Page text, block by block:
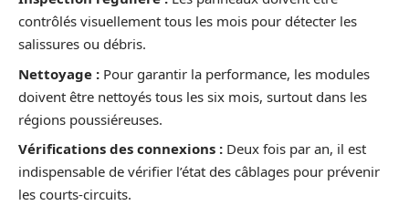
contrôlés visuellement tous les mois pour détecter les
salissures ou débris.
Nettoyage : Pour garantir la performance, les modules
doivent être nettoyés tous les six mois, surtout dans les
régions poussiéreuses.
Vérifications des connexions : Deux fois par an, il est
indispensable de vérifier l’état des câblages pour prévenir
les courts-circuits.